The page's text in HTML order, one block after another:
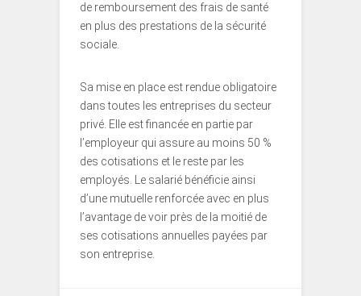
de remboursement des frais de santé
en plus des prestations de la sécurité
sociale.
Sa mise en place est rendue obligatoire
dans toutes les entreprises du secteur
privé. Elle est financée en partie par
l’employeur qui assure au moins 50 %
des cotisations et le reste par les
employés. Le salarié bénéficie ainsi
d’une mutuelle renforcée avec en plus
l’avantage de voir près de la moitié de
ses cotisations annuelles payées par
son entreprise.